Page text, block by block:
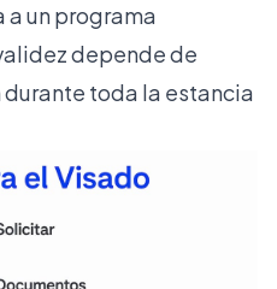
un programa
depende de
toda la estancia